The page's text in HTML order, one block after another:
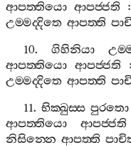
ආපත‍්තියො ආපජ‍්ජති
උම‍්මද‍්දිතෙ ආපත‍්ති
10. ගිහිනියා
ආපත‍්තියො ආපජ‍්ජති
උම‍්මද‍්දිතෙ ආපත‍්ති
11.භික‍්ඛුස‍්ස පුරතො
ආපත‍්තියො
ආපජ‍්ජති
නිසින‍්නෙ ආපත‍්ති